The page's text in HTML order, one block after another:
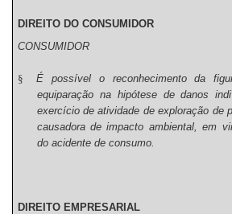
DIREITO DO CONSUMIDOR
CONSUMIDOR
§
É possível o reconhecimento da
equiparação na hipótese de danos
exercício de atividade de exploração de
causadora de impacto ambiental, em
do acidente de consumo.
DIREITO EMPRESARIAL